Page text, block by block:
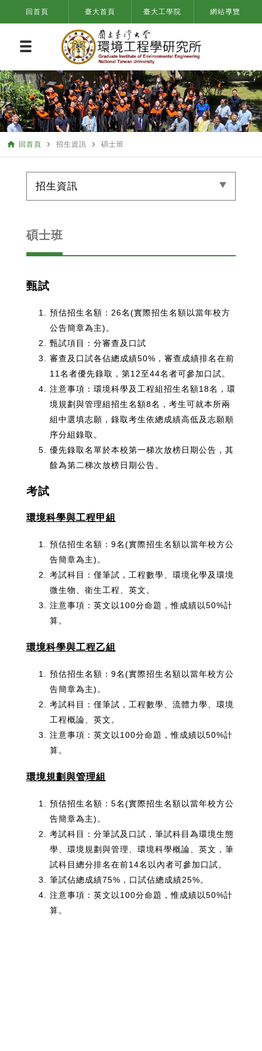
回首頁 臺大首頁 臺大工學院 網站導覽
home 回首頁 navigate_next 招生資訊 navigate_next 碩士班
招生資訊
碩士班
甄試
預估招生名額：26名(實際招生名額以當年校方
公告簡章為主)。
甄試項目：分審查及口試
審查及口試各佔總成績50%，審查成績排名在前
11名者優先錄取，第12至44名者可參加口試。
注意事項：環境科學及工程組招生名額18名，環
境規劃與管理組招生名額8名，考生可就本所兩
組中選填志願，錄取考生依總成績高低及志願順
序分組錄取。
優先錄取名單於本校第一梯次放榜日期公告，其
餘為第二梯次放榜日期公告。
考試
環境科學與工程甲組
預估招生名額：9名(實際招生名額以當年校方公
告簡章為主)。
考試科目：僅筆試，工程數學、環境化學及環境
微生物、衛生工程、英文。
注意事項：英文以100分命題，惟成績以50%計
算。
環境科學與工程乙組
預估招生名額：9名(實際招生名額以當年校方公
告簡章為主)。
考試科目：僅筆試，工程數學、流體力學、環境
工程概論、英文。
注意事項：英文以100分命題，惟成績以50%計
算。
環境規劃與管理組
預估招生名額：5名(實際招生名額以當年校方公
告簡章為主)。
考試科目：分筆試及口試，筆試科目為環境生態
學、環境規劃與管理、環境科學概論、英文，筆
試科目總分排名在前14名以內者可參加口試。
筆試佔總成績75%，口試佔總成績25%。
注意事項：英文以100分命題，惟成績以50%計
算。